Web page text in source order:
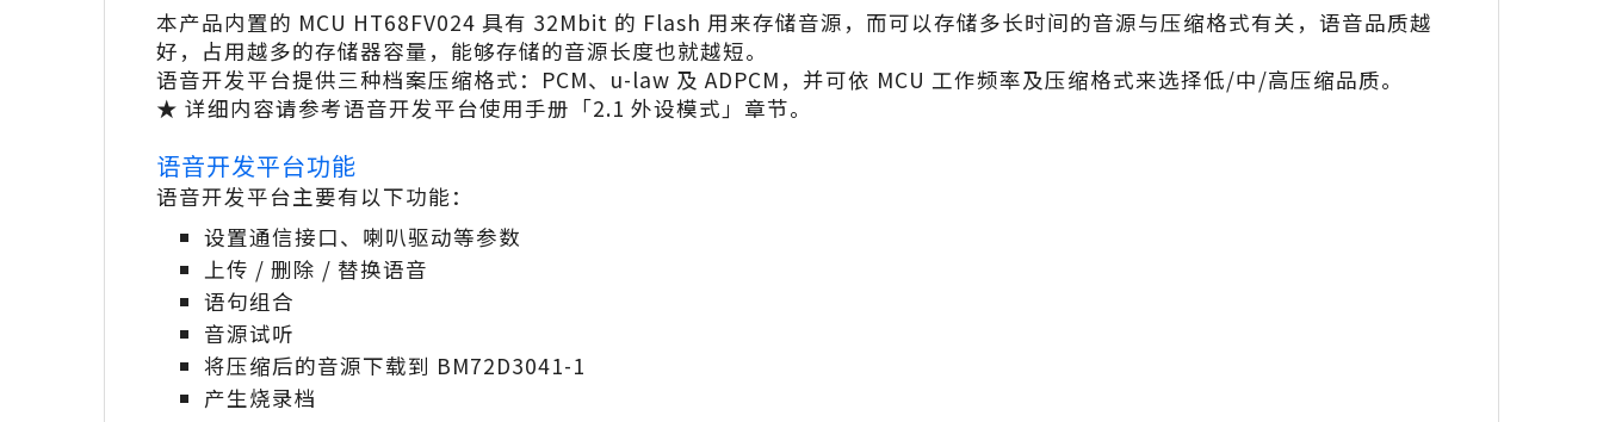
本产品内置的 MCU HT68FV024 具有 32Mbit 的 Flash 用来存储音源，而可以存储多长时间的音源与压缩格式有关，语音品质越
好，占用越多的存储器容量，能够存储的音源长度也就越短。
语音开发平台提供三种档案压缩格式：PCM、u-law 及 ADPCM，并可依 MCU 工作频率及压缩格式来选择低/中/高压缩品质。
★ 详细内容请参考语音开发平台使用手册「2.1 外设模式」章节。
语音开发平台功能
语音开发平台主要有以下功能：
设置通信接口、喇叭驱动等参数
上传 / 删除 / 替换语音
语句组合
音源试听
将压缩后的音源下载到 BM72D3041-1
产生烧录档